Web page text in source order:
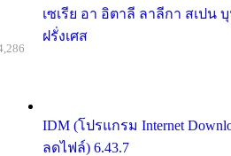
เซเรีย อา อิตาลี ลาลีกา สเปน
ฝรั่งเศส
IDM (โปรแกรม Internet
ลดไฟล์) 6.43.7